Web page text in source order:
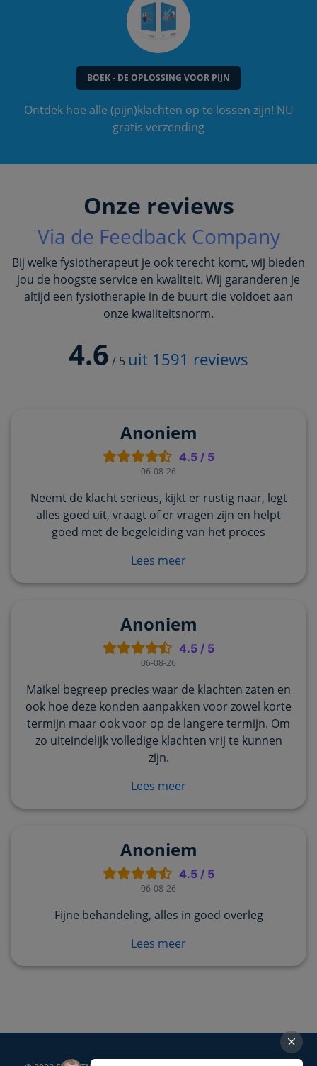
BOEK - DE OPLOSSING VOOR PIJN
Ontdek hoe alle (pijn)klachten op te lossen zijn! NU
gratis verzending
Onze reviews
Via de Feedback Company
Bij welke fysiotherapeut je ook terecht komt, wij bieden
jou de hoogste service en kwaliteit. Wij garanderen je
altijd een fysiotherapie in de buurt die voldoet aan
onze kwaliteitsnorm.
4.6 / 5 uit 1591 reviews
Anoniem
4.5/ 5
06-08-26
Neemt de klacht serieus, kijkt er rustig naar, legt
alles goed uit, vraagt of er vragen zijn en helpt
goed met de begeleiding van het proces
Lees meer
Anoniem
4.5/ 5
06-08-26
Maikel begreep precies waar de klachten zaten en
ook hoe deze konden aanpakken voor zowel korte
termijn maar ook voor op de langere termijn. Om
zo uiteindelijk volledige klachten vrij te kunnen
zijn.
Lees meer
Anoniem
4.5/ 5
06-08-26
Fijne behandeling, alles in goed overleg
Lees meer